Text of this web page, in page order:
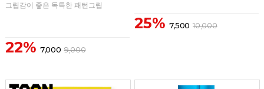
그립감이 좋은 독특한 패턴그립
22% 7,000 9,000
25% 7,500 10,000